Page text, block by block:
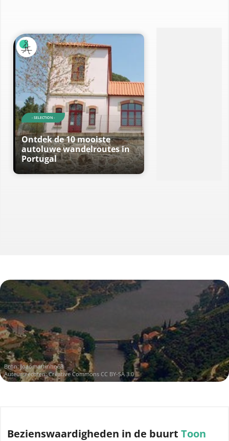
- SELECTION -
Ontdek de 10 mooiste
autoluwe wandelroutes in
Portugal
Bron:Joaomartinho63
Auteursrechten:Creative Commons CC BY-SA 3.0
Bezienswaardigheden in de buurt Toon